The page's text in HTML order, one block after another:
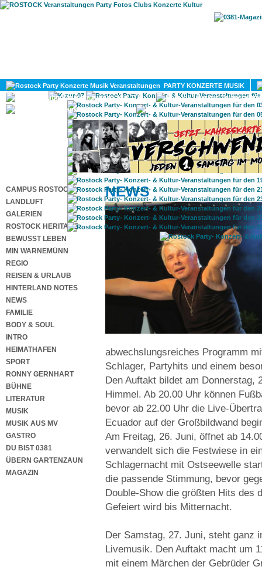
PARTY KONZERTE MUSIK
KULTUR
GAY
CAMPUS ROSTOCK
LANDLUFT
GALERIEN
ROSTOCK HERITAGE
BEWUSST LEBEN
MIN WARNEMÜNN
REGIO
REISEN & URLAUB
HINTERLAND NOTES
NEWS
FAMILIE
BODY & SOUL
INTRO
HEIMATHAFEN
SPORT
RONNY GERNHART
BÜHNE
LITERATUR
MUSIK
MUSIK AUS MV
GASTRO
DU BIST 0381
ÜBERN GARTENZAUN
MAGAZIN
NEWS
abwechslungsreiches Programm
Schlager, Partyhits und einem
Den Auftakt bildet am Donnerstag,
Himmel. Ab 20.00 Uhr können
bevor ab 22.00 Uhr die Live-
Ecuador auf der Großbildwand
Am Freitag, 26. Juni, öffnet ab
verwandelt sich die Festwiese in
Schlagernacht mit Ostseewelle
die passende Stimmung, bevor
Double-Show die größten Hits des
Gefeiert wird bis Mitternacht.
Der Samstag, 27. Juni, steht ganz
Livemusik. Den Auftakt macht um
mit einem Märchen der Gebrüder